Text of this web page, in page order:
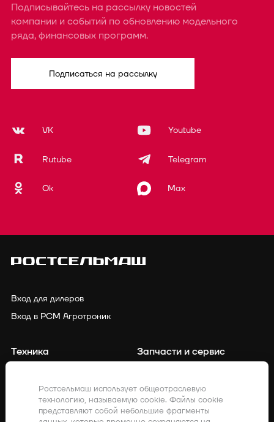
Подписывайтесь на рассылку новостей
компании и событий по обновлению модельного
ряда, финансовых программ.
Подписаться на рассылку
VK Youtube
Rutube Telegram
Ok Max
Вход для дилеров
Вход в РСМ Агротроник
Техника
Точное земледелие
Запчасти и сервис
Клиенты о нас
Ростсельмаш использует общеотраслевую
технологию, называемую cookie. Файлы cookie
представляют собой небольшие фрагменты